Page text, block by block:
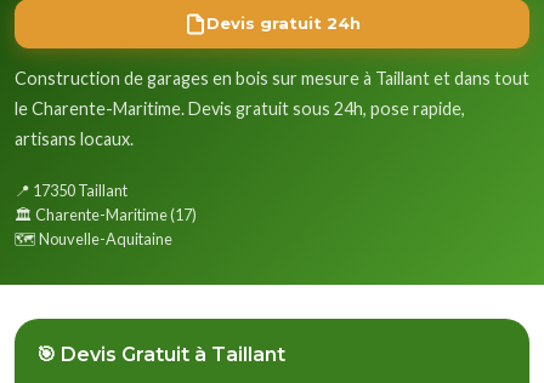
Devis gratuit 24h
Construction de garages en bois sur mesure à Taillant et dans tout
le Charente-Maritime. Devis gratuit sous 24h, pose rapide,
artisans locaux.
📍 17350 Taillant
🏛️ Charente-Maritime (17)
🗺️ Nouvelle-Aquitaine
🎯 Devis Gratuit à Taillant